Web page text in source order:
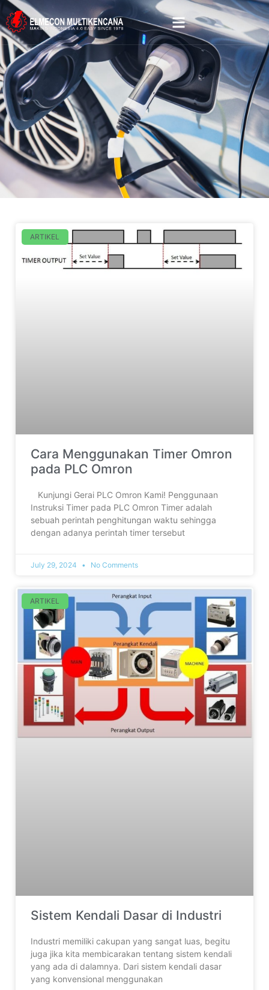
ARTIKEL
Cara Menggunakan Timer Omron
pada PLC Omron
‎ ‎Kunjungi Gerai PLC Omron Kami! Penggunaan
Instruksi Timer pada PLC Omron Timer adalah
sebuah perintah penghitungan waktu sehingga
dengan adanya perintah timer tersebut
July 29, 2024 No Comments
ARTIKEL
Sistem Kendali Dasar di Industri
Industri memiliki cakupan yang sangat luas, begitu
juga jika kita membicarakan tentang sistem kendali
yang ada di dalamnya. Dari sistem kendali dasar
yang konvensional menggunakan